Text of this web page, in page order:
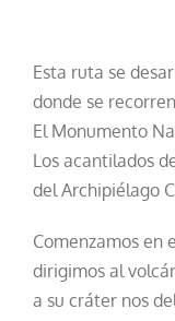
Esta ruta se
donde se
El Monumento
Los acantilados
del Archipiélago
Comenzamos en
dirigimos al
a su cráter nos